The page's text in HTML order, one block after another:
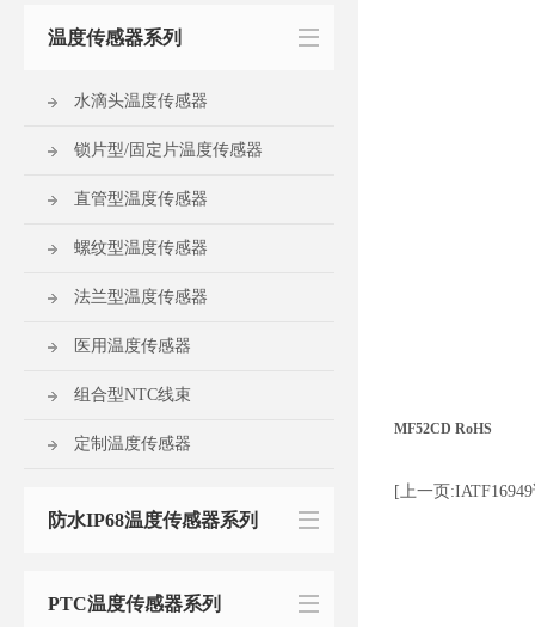
温度传感器系列
水滴头温度传感器
锁片型/固定片温度传感器
直管型温度传感器
螺纹型温度传感器
法兰型温度传感器
医用温度传感器
组合型NTC线束
定制温度传感器
防水IP68温度传感器系列
PTC温度传感器系列
MF52CD RoHS
[上一页